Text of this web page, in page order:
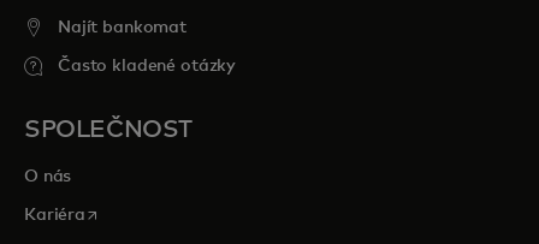
Najít bankomat
Často kladené otázky
SPOLEČNOST
O nás
Kariéra opens in a new tab